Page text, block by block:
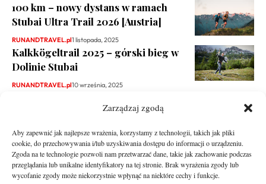
Zarządzaj zgodą
Aby zapewnić jak najlepsze wrażenia, korzystamy z technologii, takich jak pliki
cookie, do przechowywania i/lub uzyskiwania dostępu do informacji o urządzeniu.
Zgoda na te technologie pozwoli nam przetwarzać dane, takie jak zachowanie podczas
przeglądania lub unikalne identyfikatory na tej stronie. Brak wyrażenia zgody lub
wycofanie zgody może niekorzystnie wpłynąć na niektóre cechy i funkcje.
100 km – nowy dystans w ramach
Stubai Ultra Trail 2026 [Austria]
RUNANDTRAVEL.pl1 listopada, 2025
Kalkkögeltrail 2025 – górski bieg w
Dolinie Stubai
RUNANDTRAVEL.pl10 września, 2025